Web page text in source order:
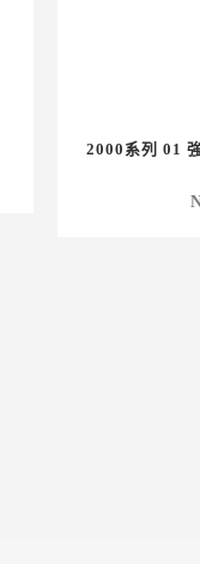
2000系列 01